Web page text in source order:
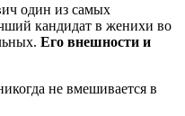
один из самых
кандидат в женихи во
Его внешности и
не вмешивается в